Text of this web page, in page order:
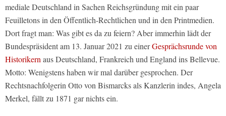
mediale Deutschland in Sachen Reichsgründung mit ein paar
Feuilletons in den Öffentlich-Rechtlichen und in den Printmedien.
Dort fragt man: Was gibt es da zu feiern? Aber immerhin lädt der
Bundespräsident am 13. Januar 2021 zu einerGesprächsrunde von
Historikernaus Deutschland, Frankreich und England ins Bellevue.
Motto: Wenigstens haben wir mal darüber gesprochen. Der
Rechtsnachfolgerin Otto von Bismarcks als Kanzlerin indes, Angela
Merkel, fällt zu 1871 gar nichts ein.